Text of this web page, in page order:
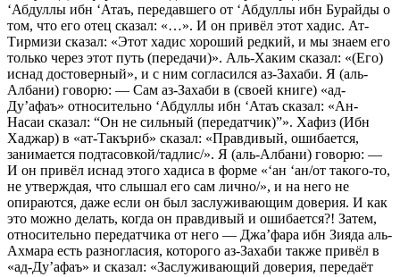
‘Абдуллы ибн ‘Атаъ, передавшего от ‘Абдуллы ибн Бурайды о
том, что его отец сказал: «…». И он привёл этот хадис. Ат-
Тирмизи сказал: «Этот хадис хороший редкий, и мы знаем его
только через этот путь (передачи)». Аль-Хаким сказал: «(Его)
иснад достоверный», и с ним согласился аз-Захаби. Я (аль-
Албани) говорю: — Сам аз-Захаби в (своей книге) «ад-
Ду’афаъ» относительно ‘Абдуллы ибн ‘Атаъ сказал: «Ан-
Насаи сказал: “Он не сильный (передатчик)”». Хафиз (Ибн
Хаджар) в «ат-Такъриб» сказал: «Правдивый, ошибается,
занимается подтасовкой/тадлис/». Я (аль-Албани) говорю: —
И он привёл иснад этого хадиса в форме «‘ан ‘ан/от такого-то,
не утверждая, что слышал его сам лично/», и на него не
опираются, даже если он был заслуживающим доверия. И как
это можно делать, когда он правдивый и ошибается?! Затем,
относительно передатчика от него — Джа’фара ибн Зияда аль-
Ахмара есть разногласия, которого аз-Захаби также привёл в
«ад-Ду’афаъ» и сказал: «Заслуживающий доверия, передаёт